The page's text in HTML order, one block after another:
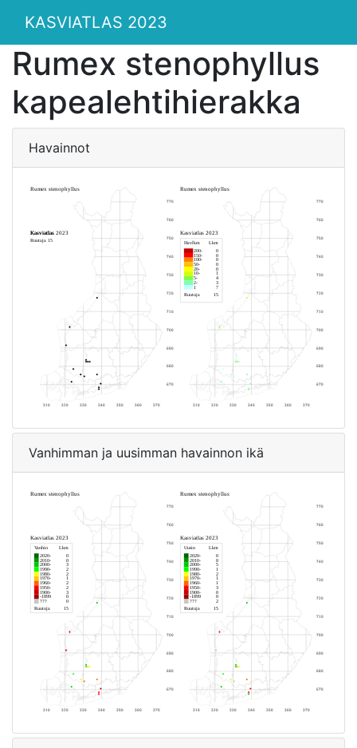
KASVIATLAS 2023
Rumex stenophyllus
kapealehtihierakka
Havainnot
Vanhimman ja uusimman havainnon ikä